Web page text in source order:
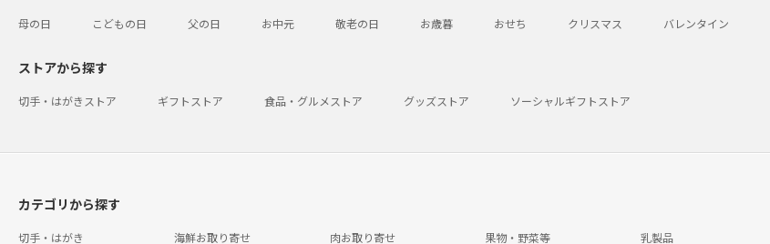
母の日 こどもの日 父の日 お中元 敬老の日 お歳暮 おせち クリスマス バレンタイン
ストアから探す
切手・はがきストア ギフトストア 食品・グルメストア グッズストア ソーシャルギフトストア
カテゴリから探す
切手・はがき 海鮮お取り寄せ 肉お取り寄せ 果物・野菜等 乳製品